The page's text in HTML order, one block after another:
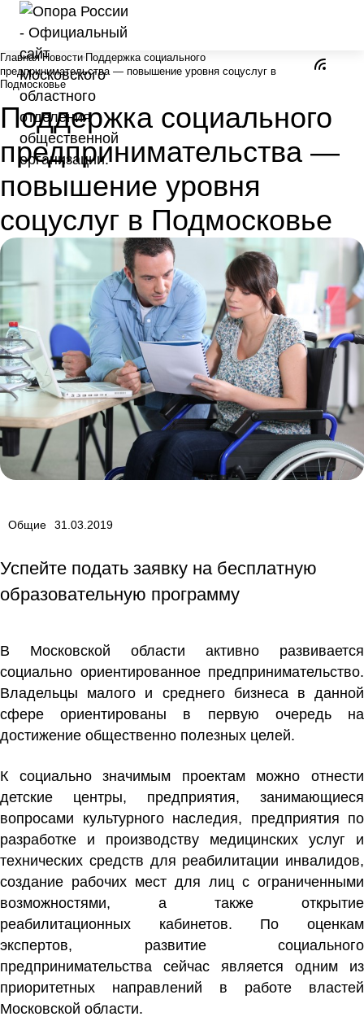
Главная Новости Поддержка социального
предпринимательства — повышение уровня соцуслуг в
Подмосковье
Поддержка социального
предпринимательства —
повышение уровня
соцуслуг в Подмосковье
Общие 31.03.2019
Успейте подать заявку на бесплатную
образовательную программу
В Московской области активно развивается
социально ориентированное предпринимательство.
Владельцы малого и среднего бизнеса в данной
сфере ориентированы в первую очередь на
достижение общественно полезных целей.
К социально значимым проектам можно отнести
детские центры, предприятия, занимающиеся
вопросами культурного наследия, предприятия по
разработке и производству медицинских услуг и
технических средств для реабилитации инвалидов,
создание рабочих мест для лиц с ограниченными
возможностями, а также открытие
реабилитационных кабинетов. По оценкам
экспертов, развитие социального
предпринимательства сейчас является одним из
приоритетных направлений в работе властей
Московской области.